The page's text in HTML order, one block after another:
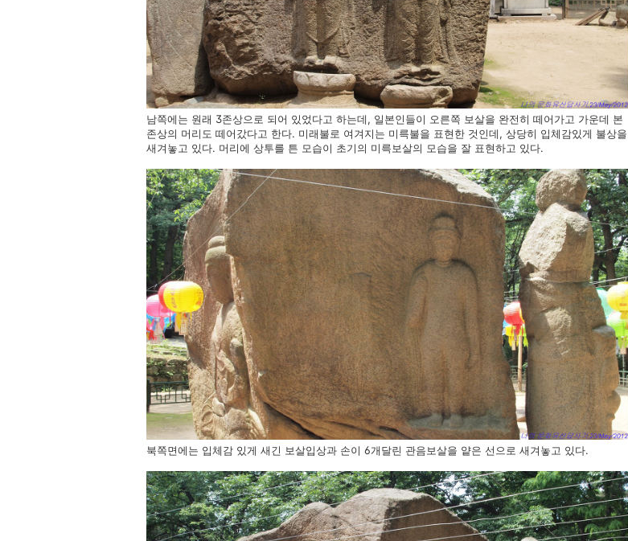
남쪽에는 원래 3존상으로 되어 있었다고 하는데, 일본인들이 오른쪽 보살을 완전히 떼어가고 가운데 본
존상의 머리도 떼어갔다고 한다. 미래불로 여겨지는 미륵불을 표현한 것인데, 상당히 입체감있게 불상을
새겨놓고 있다. 머리에 상투를 튼 모습이 초기의 미륵보살의 모습을 잘 표현하고 있다.
북쪽면에는 입체감 있게 새긴 보살입상과 손이 6개달린 관음보살을 얕은 선으로 새겨놓고 있다.